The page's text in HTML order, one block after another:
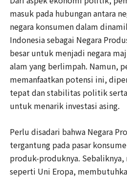
masuk pada hubungan antara
negara konsumen dalam
Indonesia sebagai Negara
besar untuk menjadi negara
alam yang berlimpah. Namun,
memanfaatkan potensi ini,
tepat dan stabilitas politik
untuk menarik investasi asing.
Perlu disadari bahwa Negara
tergantung pada pasar
produk-produknya. Sebaliknya,
seperti Uni Eropa,